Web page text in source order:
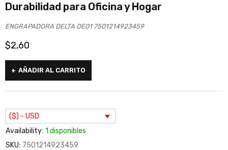
Durabilidad para Oficina y Hogar
ENGRAPADORA DELTA DE01 7501214923459
$2,60
AÑADIR AL CARRITO
($) - USD
Availability: 1 disponibles
SKU: 7501214923459